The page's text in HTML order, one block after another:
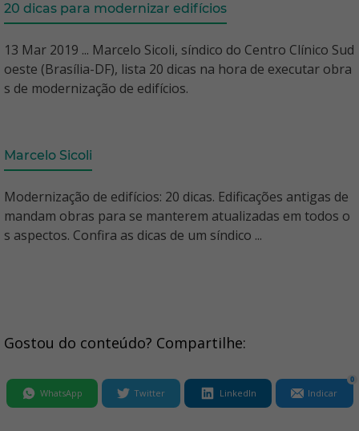
20 dicas para modernizar edifícios
13 Mar 2019 ... Marcelo Sicoli, síndico do Centro Clínico Sud
oeste (Brasília-DF), lista 20 dicas na hora de executar obra
s de modernização de edifícios.
Marcelo Sicoli
Modernização de edifícios: 20 dicas. Edificações antigas de
mandam obras para se manterem atualizadas em todos o
s aspectos. Confira as dicas de um síndico ...
Gostou do conteúdo? Compartilhe:
WhatsApp Twitter LinkedIn Indicar
0